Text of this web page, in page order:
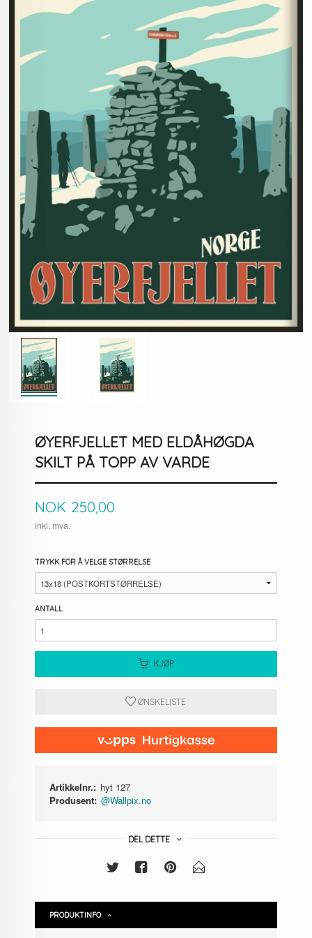
ØYERFJELLET MED ELDÅHØGDA
SKILT PÅ TOPP AV VARDE
Pris
NOK 250,00
inkl. mva.
TRYKK FOR Å VELGE STØRRELSE
ANTALL
KJØP
ØNSKELISTE
Artikkelnr.: hyt 127
Produsent: @Wallpix.no
DEL DETTE
PRODUKTINFO